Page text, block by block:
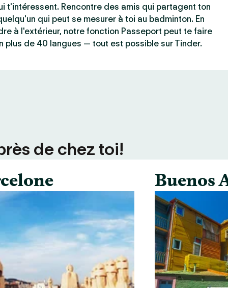
t'intéressent. Rencontre des amis qui partagent ton
qui peut se mesurer à toi au badminton. En
à l'extérieur, notre fonction Passeport peut te faire
plus de 40 langues — tout est possible sur Tinder.
de chez toi!
Buenos